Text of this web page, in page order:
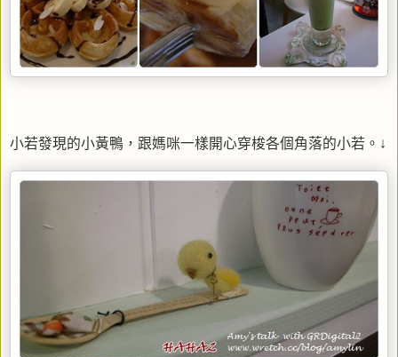
小若發現的小黃鴨，跟媽咪一樣開心穿梭各個角落的小若。↓